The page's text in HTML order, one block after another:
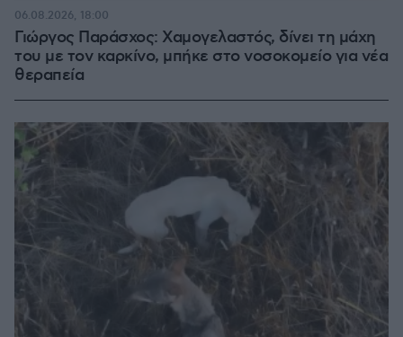
Γιώργος Παράσχος: Χαμογελαστός, δίνει τη μάχη
του με τον καρκίνο, μπήκε στο νοσοκομείο για νέα
θεραπεία
06.08.2026, 18:00